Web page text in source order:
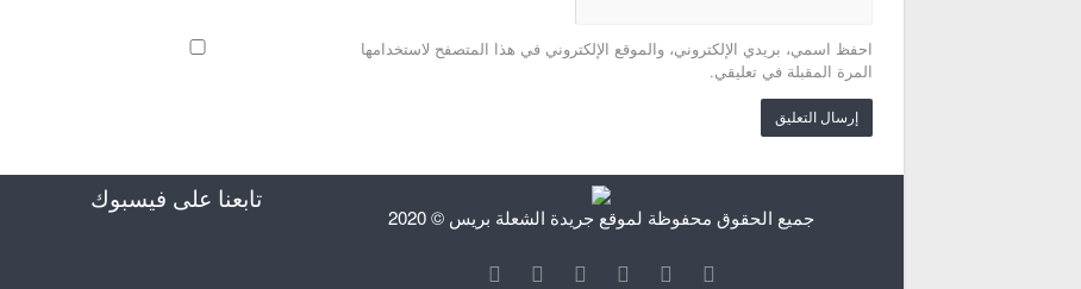
احفظ اسمي، بريدي الإلكتروني، والموقع الإلكتروني في هذا المتصفح لاستخدامها
المرة المقبلة في تعليقي.
تابعنا على فيسبوك
جميع الحقوق محفوظة لموقع جريدة الشعلة بريس © 2020